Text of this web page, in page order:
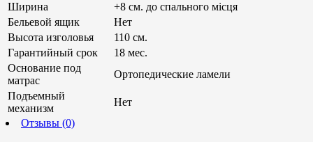
Ширина
+8 см. до спального місця
Бельевой ящик
Нет
Высота изголовья
110 см.
Гарантийный срок
18 мес.
Основание под
матрас
Ортопедические ламели
Подъемный
механизм
Нет
Отзывы (0)